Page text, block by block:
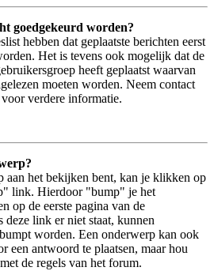
goedgekeurd worden?
hebben dat geplaatste berichten eerst
Het is tevens ook mogelijk dat de
heeft geplaatst waarvan
moeten worden. Neem contact
verdere informatie.
aan het bekijken bent, kan je klikken op
link. Hierdoor "bump" je het
op de eerste pagina van de
link er niet staat, kunnen
worden. Een onderwerp kan ook
een antwoord te plaatsen, maar hou
de regels van het forum.